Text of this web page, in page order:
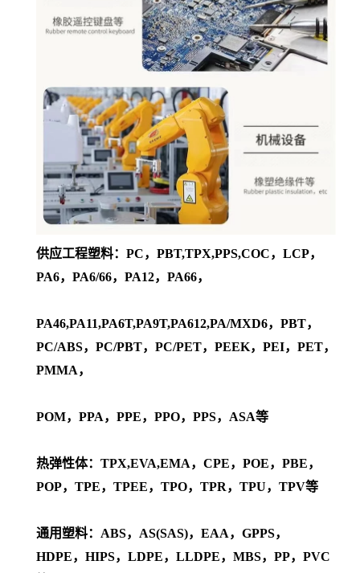
供应工程塑料：PC，PBT,TPX,PPS,COC，LCP，
PA6，PA6/66，PA12，PA66，
PA46,PA11,PA6T,PA9T,PA612,PA/MXD6，PBT，
PC/ABS，PC/PBT，PC/PET，PEEK，PEI，PET，
PMMA，
POM，PPA，PPE，PPO，PPS，ASA等
热弹性体：TPX,EVA,EMA，CPE，POE，PBE，
POP，TPE，TPEE，TPO，TPR，TPU，TPV等
通用塑料：ABS，AS(SAS)，EAA，GPPS，
HDPE，HIPS，LDPE，LLDPE，MBS，PP，PVC